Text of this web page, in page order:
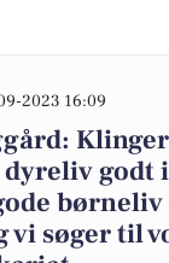
2023 16:09
godt
børneliv
vi søger til